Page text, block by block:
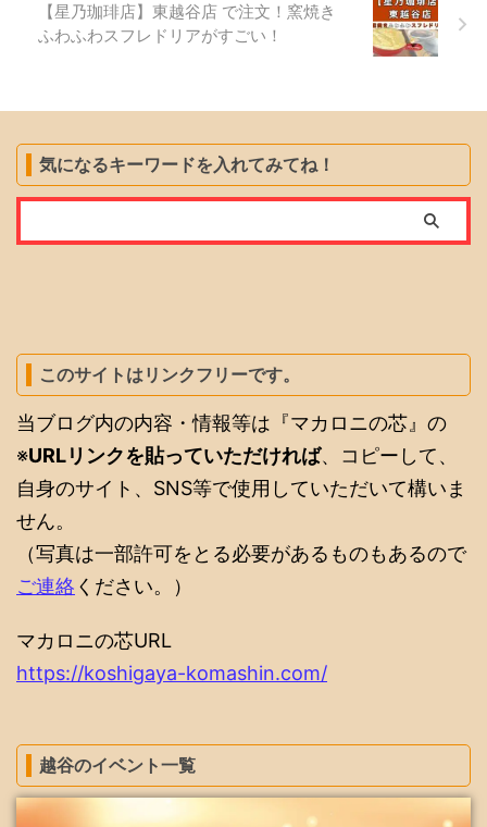
【星乃珈琲店】東越谷店 で注文！窯焼き
ふわふわスフレドリアがすごい！
気になるキーワードを入れてみてね！
このサイトはリンクフリーです。
当ブログ内の内容・情報等は『マカロニの芯』の
※URLリンクを貼っていただければ、コピーして、
自身のサイト、SNS等で使用していただいて構いま
せん。
（写真は一部許可をとる必要があるものもあるので
ご連絡 ください。）
マカロニの芯URL
https://koshigaya-komashin.com/
越谷のイベント一覧